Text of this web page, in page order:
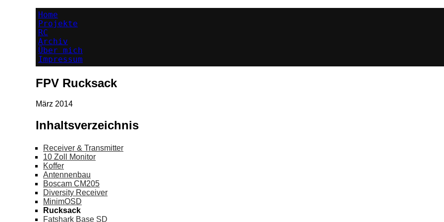
Home
Projekte
RC
Archiv
Über mich
Impressum
FPV Rucksack
März 2014
Inhaltsverzeichnis
Receiver & Transmitter
10 Zoll Monitor
Koffer
Antennenbau
Boscam CM205
Diversity Receiver
MinimOSD
Rucksack
Fatshark Base SD